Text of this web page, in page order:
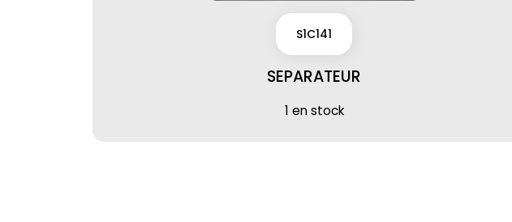
S1C141
SEPARATEUR
1 en stock